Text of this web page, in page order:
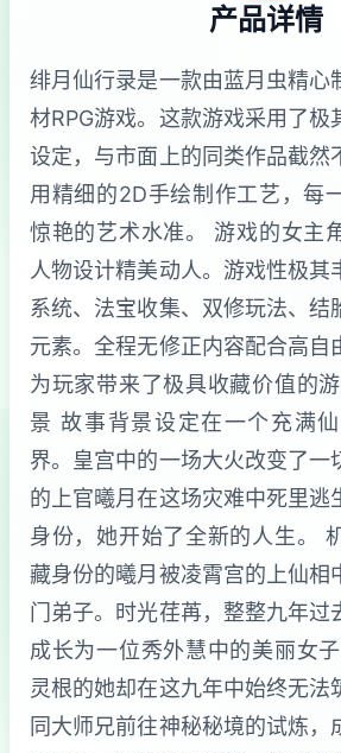
产品详情
绯月仙行录是一款由蓝月虫精心
材RPG游戏。这款游戏采用了极
设定，与市面上的同类作品截然
用精细的2D手绘制作工艺，每
惊艳的艺术水准。 游戏的女主
人物设计精美动人。游戏性极其
系统、法宝收集、双修玩法、结
元素。全程无修正内容配合高自
为玩家带来了极具收藏价值的
景 故事背景设定在一个充满
界。皇宫中的一场大火改变了一
的上官曦月在这场灾难中死里逃
身份，她开始了全新的人生。
藏身份的曦月被凌霄宫的上仙相
门弟子。时光荏苒，整整九年过
成长为一位秀外慧中的美丽女
灵根的她却在这九年中始终无法
同大师兄前往神秘秘境的试炼，